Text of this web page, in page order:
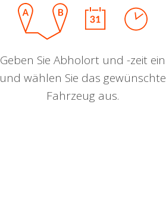
Geben Sie Abholort und -zeit ein
und wählen Sie das gewünschte
Fahrzeug aus.